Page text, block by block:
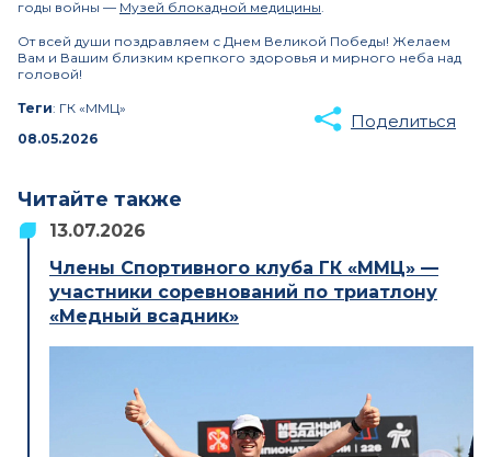
годы войны — Музей блокадной медицины.
От всей души поздравляем с Днем Великой Победы! Желаем
Вам и Вашим близким крепкого здоровья и мирного неба над
головой!
Теги: ГК «ММЦ»
08.05.2026
Поделиться
Читайте также
13.07.2026
Члены Спортивного клуба ГК «ММЦ» —
участники соревнований по триатлону
«Медный всадник»